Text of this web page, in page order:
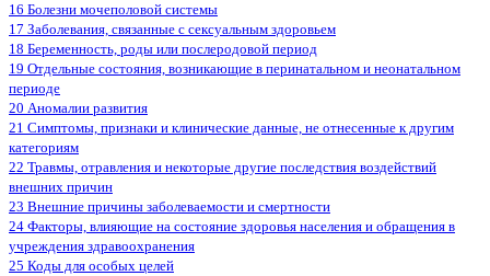
16 Болезни мочеполовой системы
17 Заболевания, связанные с сексуальным здоровьем
18 Беременность, роды или послеродовой период
19 Отдельные состояния, возникающие в перинатальном и неонатальном
периоде
20 Аномалии развития
21 Симптомы, признаки и клинические данные, не отнесенные к другим
категориям
22 Травмы, отравления и некоторые другие последствия воздействий
внешних причин
23 Внешние причины заболеваемости и смертности
24 Факторы, влияющие на состояние здоровья населения и обращения в
учреждения здравоохранения
25 Коды для особых целей